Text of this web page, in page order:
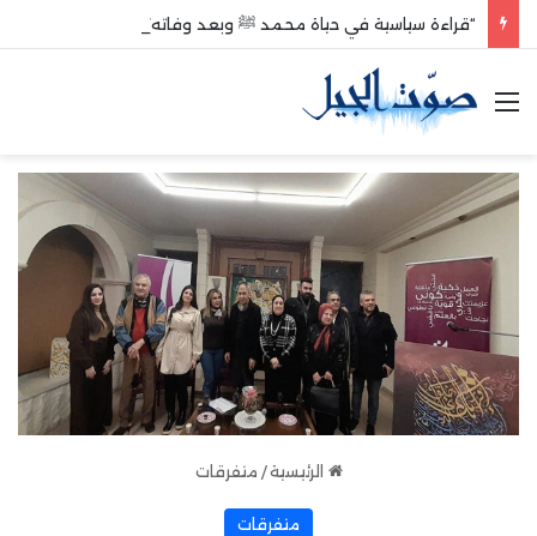
“قراءة سياسية في حياة محمد ﷺ وبعد وفاته”
القائمة
الرئيسية / متفرقات
متفرقات